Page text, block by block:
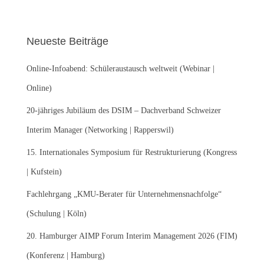
n
a
c
:
Neueste Beiträge
Online-Infoabend: Schüleraustausch weltweit (Webinar |
Online)
20-jähriges Jubiläum des DSIM – Dachverband Schweizer
Interim Manager (Networking | Rapperswil)
15. Internationales Symposium für Restrukturierung (Kongress
| Kufstein)
Fachlehrgang „KMU-Berater für Unternehmensnachfolge“
(Schulung | Köln)
20. Hamburger AIMP Forum Interim Management 2026 (FIM)
(Konferenz | Hamburg)